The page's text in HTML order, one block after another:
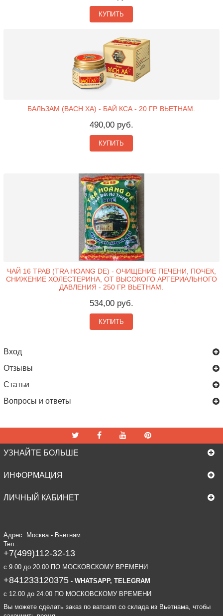
КУПИТЬ
БАЛЬЗАМ (BACH XA) - БАЙ КСА - 20 ГР. ВЬЕТНАМ.
490,00 руб.
КУПИТЬ
ЧАЙ 16 ТРАВ (TRA HOANG DE) - ОЧИЩЕНИЕ ПЕЧЕНИ, ПОЧЕК,
СНИЖЕНИЕ ХОЛЕСТЕРИНА, ОТ ВЫСОКОГО АРТЕРИАЛЬНОГО
ДАВЛЕНИЯ - 250 ГР. ВЬЕТНАМ.
534,00 руб.
КУПИТЬ
Вход
Отзывы
Статьи
Вопросы и ответы
УЗНАЙТЕ БОЛЬШЕ
ИНФОРМАЦИЯ
ЛИЧНЫЙ КАБИНЕТ
Адрес: Москва - Вьетнам
Тел.:
+7(499)112-32-13
c 9.00 до 20.00 ПО МОСКОВСКОМУ ВРЕМЕНИ
+841233120375- WHATSAPP, TELEGRAM
c 12.00 до 24.00 ПО МОСКОВСКОМУ ВРЕМЕНИ
Вы можете сделать заказ по ватсапп со склада из Вьетнама, чтобы